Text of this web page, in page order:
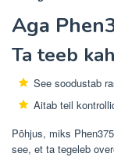
Aga
Ta teeb
See soodustab
Aitab teil
Põhjus, miks
see, et ta tegeleb